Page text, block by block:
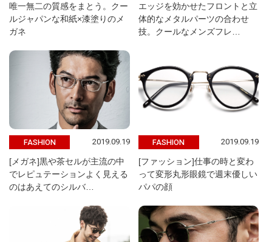
唯一無二の質感をまとう。クー
ルジャパンな和紙×漆塗りのメ
ガネ
エッジを効かせたフロントと立
体的なメタルパーツの合わせ
技。クールなメンズフレ…
FASHION 2019.09.19
[メガネ]黒や茶セルが主流の中
でレピュテーションよく見える
のはあえてのシルバ…
FASHION 2019.09.19
[ファッション]仕事の時と変わ
って変形丸形眼鏡で週末優しい
パパの顔